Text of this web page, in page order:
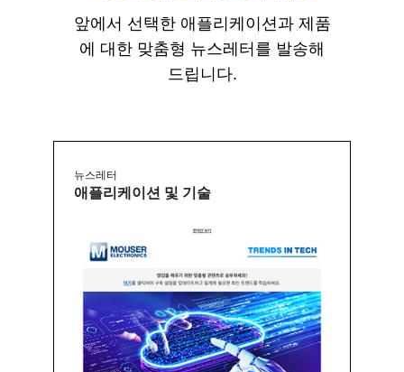
앞에서 선택한 애플리케이션과 제품
에 대한 맞춤형 뉴스레터를 발송해
드립니다.
뉴스레터
애플리케이션 및 기술